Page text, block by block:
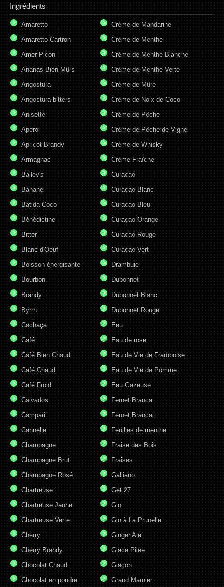
Ingrédients
Amaretto
Amaretto Cartron
Amer Picon
Ananas Bien Mûrs
Angostura
Angostura bitters
Anisette
Aperol
Apricot Brandy
Armagnac
Bailey's
Banane
Batida Coco
Bénédictine
Bitter
Blanc d'Oeuf
Boisson énergisante
Bourbon
Brandy
Byrrh
Cachaça
Café
Café Bien Chaud
Café Chaud
Café Froid
Calvados
Campari
Cannelle
Champagne
Champagne Brut
Champagne Rosé
Chartreuse
Chartreuse Jaune
Chartreuse Verte
Cherry
Cherry Brandy
Chocolat Chaud
Chocolat en poudre
Crème de Mandarine
Crème de Menthe
Crème de Menthe Blanche
Crème de Menthe Verte
Crème de Mûre
Crème de Noix de Coco
Crème de Pêche
Crème de Pêche de Vigne
Crème de Whisky
Crème Fraîche
Curaçao
Curaçao Blanc
Curaçao Bleu
Curaçao Orange
Curaçao Rouge
Curaçao Vert
Drambuie
Dubonnet
Dubonnet Blanc
Dubonnet Rouge
Eau
Eau de rose
Eau de Vie de Framboise
Eau de Vie de Pomme
Eau Gazeuse
Fernet Branca
Fernet Brancat
Feuilles de menthe
Fraise des Bois
Fraises
Galliano
Get 27
Gin
Gin à La Prunelle
Ginger Ale
Glace Pilée
Glaçon
Grand Marnier